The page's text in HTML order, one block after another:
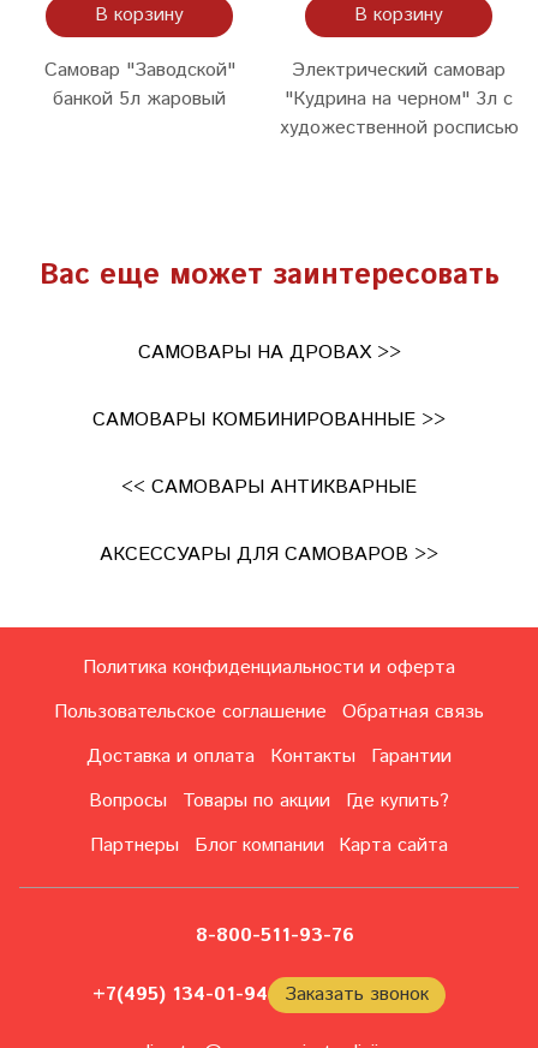
В корзину
Самовар "Заводской"
банкой 5л жаровый
В корзину
Электрический самовар
"Кудрина на черном" 3л с
художественной росписью
Вас еще может заинтересовать
САМОВАРЫ НА ДРОВАХ >>
САМОВАРЫ КОМБИНИРОВАННЫЕ >>
<< САМОВАРЫ АНТИКВАРНЫЕ
АКСЕССУАРЫ ДЛЯ САМОВАРОВ >>
Политика конфиденциальности и оферта
Пользовательское соглашение
Обратная связь
Доставка и оплата
Контакты
Гарантии
Вопросы
Товары по акции
Где купить?
Партнеры
Блог компании Карта сайта
8-800-511-93-76
+7(495) 134-01-94 Заказать звонок